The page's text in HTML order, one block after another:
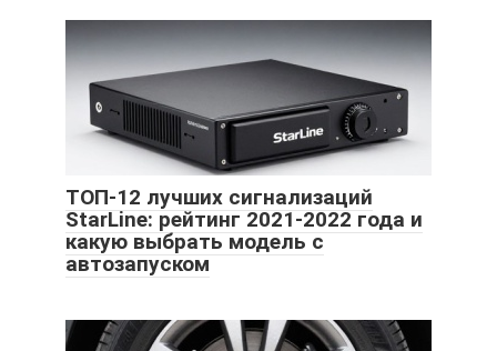
ТОП-12 лучших сигнализаций
StarLine: рейтинг 2021-2022 года и
какую выбрать модель с
автозапуском